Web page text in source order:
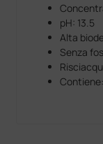
pH: 13.5
Alta
Senza